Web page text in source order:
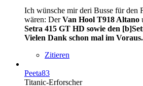
Ich wünsche mir deri Busse für den
wären: DerVan Hool T918 Altano
Setra 415 GT HD sowie den
Vielen Dank schon mal im Voraus.
Zitieren
Peeta83
Titanic-Erforscher